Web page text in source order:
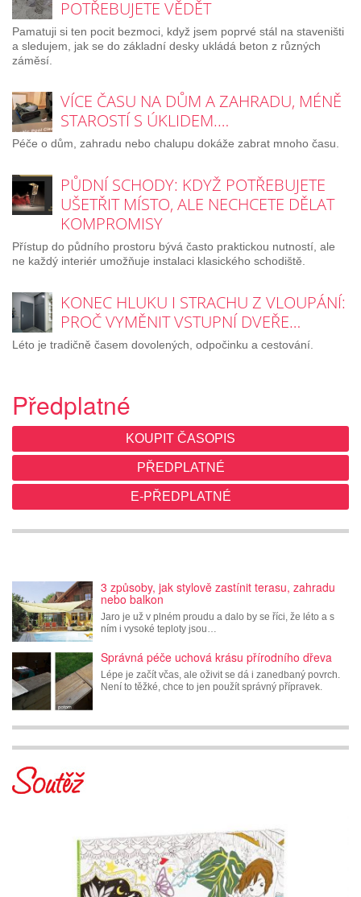
POTŘEBUJETE VĚDĚT
Pamatuji si ten pocit bezmoci, když jsem poprvé stál na staveništi
a sledujem, jak se do základní desky ukládá beton z různých
záměsí.
VÍCE ČASU NA DŮM A ZAHRADU, MÉNĚ
STAROSTÍ S ÚKLIDEM.…
Péče o dům, zahradu nebo chalupu dokáže zabrat mnoho času.
PŮDNÍ SCHODY: KDYŽ POTŘEBUJETE
UŠETŘIT MÍSTO, ALE NECHCETE DĚLAT
KOMPROMISY
Přístup do půdního prostoru bývá často praktickou nutností, ale
ne každý interiér umožňuje instalaci klasického schodiště.
KONEC HLUKU I STRACHU Z VLOUPÁNÍ:
PROČ VYMĚNIT VSTUPNÍ DVEŘE…
Léto je tradičně časem dovolených, odpočinku a cestování.
Předplatné
KOUPIT ČASOPIS
PŘEDPLATNÉ
E-PŘEDPLATNÉ
3 způsoby, jak stylově zastínit terasu, zahradu
nebo balkon
Jaro je už v plném proudu a dalo by se říci, že léto a s
ním i vysoké teploty jsou…
Správná péče uchová krásu přírodního dřeva
Lépe je začít včas, ale oživit se dá i zanedbaný povrch.
Není to těžké, chce to jen použít správný přípravek.